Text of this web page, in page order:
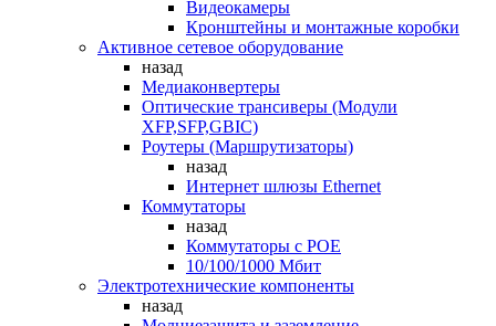
Видеокамеры
Кронштейны и монтажные коробки
Активное сетевое оборудование
назад
Медиаконвертеры
Оптические трансиверы (Модули
XFP,SFP,GBIC)
Роутеры (Маршрутизаторы)
назад
Интернет шлюзы Ethernet
Коммутаторы
назад
Коммутаторы c POE
10/100/1000 Мбит
Электротехнические компоненты
назад